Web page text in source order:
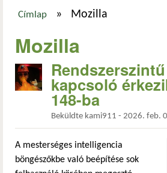
Címlap » Mozilla
Mozilla
kapcsoló
148-ba
Beküldte kami911 - 2026. feb.
A mesterséges intelligencia
böngészőkbe való beépítése sok